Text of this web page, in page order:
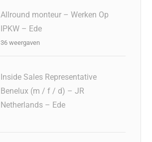
Allround monteur – Werken Op
IPKW – Ede
36 weergaven
Inside Sales Representative
Benelux (m / f / d) – JR
Netherlands – Ede